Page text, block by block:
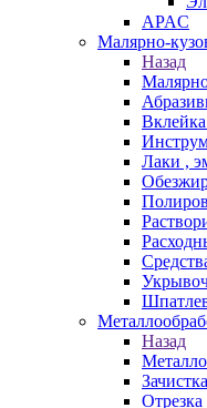
APAC
Малярно-
Назад
Вклейка
Лаки ,
Назад
Зачистка
Отрезка